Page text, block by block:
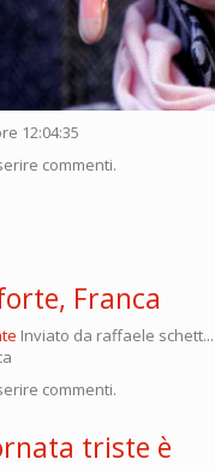
12:04:35
commenti.
Franca
Inviato da raffaele schett...
commenti.
triste è